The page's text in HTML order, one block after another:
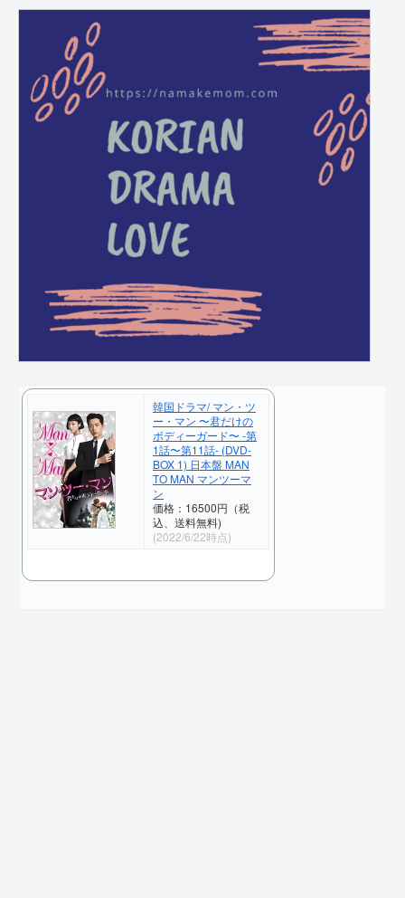
韓国ドラマ/ マン・ツ
ー・マン 〜君だけの
ボディーガード〜 -第
1話〜第11話- (DVD-
BOX 1) 日本盤 MAN
TO MAN マンツーマ
ン
価格：16500円（税
込、送料無料)
(2022/6/22時点)